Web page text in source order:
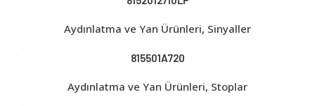
Aydınlatma ve Yan Ürünleri, Sinyaller
815501A720
Aydınlatma ve Yan Ürünleri, Stoplar